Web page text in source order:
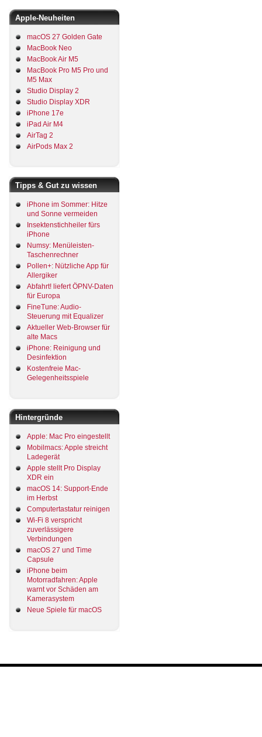
Apple-Neuheiten
macOS 27 Golden Gate
MacBook Neo
MacBook Air M5
MacBook Pro M5 Pro und
M5 Max
Studio Display 2
Studio Display XDR
iPhone 17e
iPad Air M4
AirTag 2
AirPods Max 2
Tipps & Gut zu wissen
iPhone im Sommer: Hitze
und Sonne vermeiden
Insektenstichheiler fürs
iPhone
Numsy: Menüleisten-
Taschenrechner
Pollen+: Nützliche App für
Allergiker
Abfahrt! liefert ÖPNV-Daten
für Europa
FineTune: Audio-
Steuerung mit Equalizer
Aktueller Web-Browser für
alte Macs
iPhone: Reinigung und
Desinfektion
Kostenfreie Mac-
Gelegenheitsspiele
Hintergründe
Apple: Mac Pro eingestellt
Mobilmacs: Apple streicht
Ladegerät
Apple stellt Pro Display
XDR ein
macOS 14: Support-Ende
im Herbst
Computertastatur reinigen
Wi-Fi 8 verspricht
zuverlässigere
Verbindungen
macOS 27 und Time
Capsule
iPhone beim
Motorradfahren: Apple
warnt vor Schäden am
Kamerasystem
Neue Spiele für macOS